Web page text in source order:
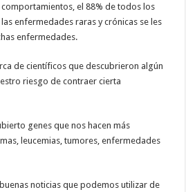
comportamientos, el 88% de todos los
enfermedades raras y crónicas se les
enfermedades.
de científicos que descubrieron algún
riesgo de contraer cierta
genes que nos hacen más
leucemias, tumores, enfermedades
noticias que podemos utilizar de